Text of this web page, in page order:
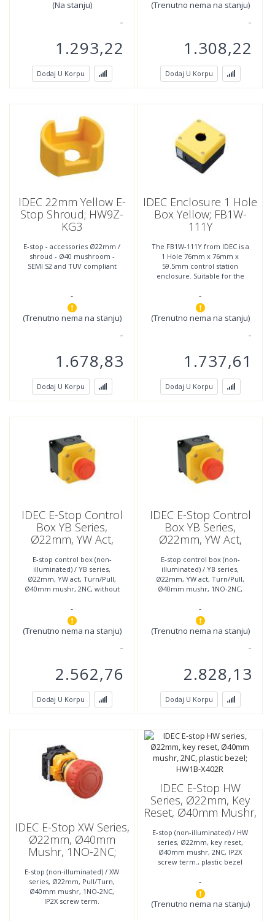
(Na stanju)
1.293,22
Dodaj U Korpu
(Trenutno nema na stanju)
1.308,22
Dodaj U Korpu
IDEC 22mm Yellow E-
Stop Shroud; HW9Z-
KG3
E-stop - accessories Ø22mm /
shroud - Ø40 mushroom -
SEMI S2 and TUV compliant
-
(Trenutno nema na stanju)
1.678,83
Dodaj U Korpu
IDEC Enclosure 1 Hole
Box Yellow; FB1W-
111Y
The FB1W-111Y from IDEC is a
1 Hole 76mm x 76mm x
59.5mm control station
enclosure. Suitable for the
XW range of switches and
pilot
-
(Trenutno nema na stanju)
1.737,61
Dodaj U Korpu
IDEC E-Stop Control
Box YB Series,
Ø22mm, YW Act,
YB1W-YW1B-V4E02R-
Y0
E-stop control box (non-
illuminated) / YB series,
Ø22mm, YW act, Turn/Pull,
Ø40mm mushr, 2NC, without
-
(Trenutno nema na stanju)
2.562,76
Dodaj U Korpu
IDEC E-Stop Control
Box YB Series,
Ø22mm, YW Act,
2NC; YB1W-YW1B-
V4E12R-Y0
E-stop control box (non-
illuminated) / YB series,
Ø22mm, YW act, Turn/Pull,
Ø40mm mushr, 1NO-2NC,
-
(Trenutno nema na stanju)
2.828,13
Dodaj U Korpu
IDEC E-Stop XW Series,
Ø22mm, Ø40mm
Mushr, 1NO-2NC;
E-stop (non-illuminated) / XW
series, Ø22mm, Pull/Turn,
Ø40mm mushr, 1NO-2NC,
IP2X screw term.
IDEC E-Stop HW
Series, Ø22mm, Key
Reset, Ø40mm Mushr,
HW1B-X402R
E-stop (non-illuminated) / HW
series, Ø22mm, key reset,
Ø40mm mushr, 2NC, IP2X
screw term., plastic bezel
-
(Trenutno nema na stanju)